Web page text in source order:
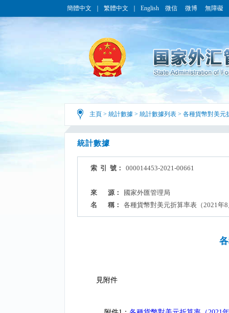
簡體中文 繁體中文 English 微信 微博 無障礙
主頁 > 統計數據 > 統計數據列表 > 各種貨幣對美元
統計數據
索 引 號： 000014453-2021-00661
來 源：
國家外匯管理局
名 稱：
各種貨幣對美元折算率表（2021年
見附件